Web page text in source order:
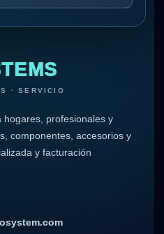
· SERVICIO
hogares, profesionales y
componentes, accesorios y
y facturación